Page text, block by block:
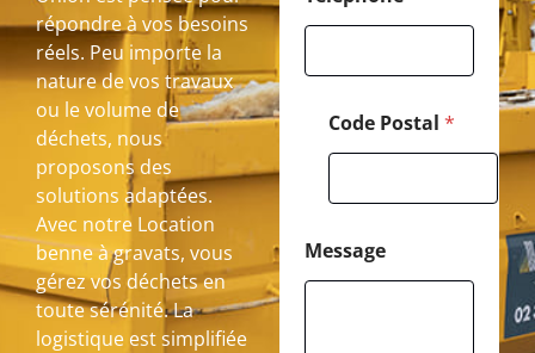
répondre à vos besoins
réels. Peu importe la
nature de vos travaux
ou le volume de
déchets, nous
proposons des
solutions adaptées.
Avec notre Location
benne à gravats, vous
gérez vos déchets en
toute sérénité. La
logistique est simplifiée
Code Postal *
Message